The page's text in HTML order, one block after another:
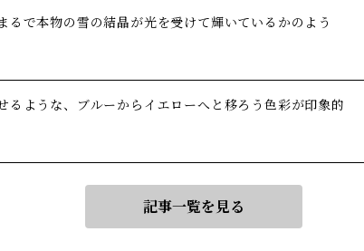
るで本物の雪の結晶が光を受けて輝いているかのよう
るような、ブルーからイエローへと移ろう色彩が印象的
記事一覧を見る